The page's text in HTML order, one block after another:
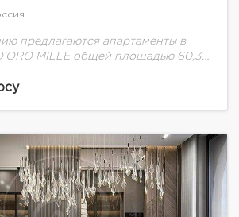
предлагаются апартаменты в
MILLE общей площадью 60,3
расположенный всего в 2 км...